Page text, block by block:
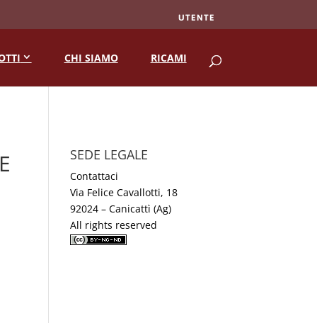
UTENTE
CHI SIAMO RICAMI
SEDE LEGALE
Contattaci
Via Felice Cavallotti, 18
92024 – Canicattì (Ag)
All rights reserved